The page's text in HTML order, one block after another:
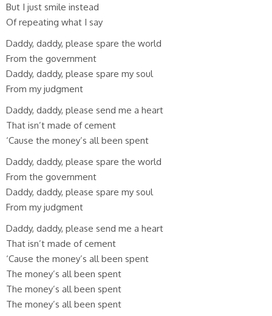
But I just smile instead
Of repeating what I say
Daddy, daddy, please spare the world
From the government
Daddy, daddy, please spare my soul
From my judgment
Daddy, daddy, please send me a heart
That isn’t made of cement
‘Cause the money’s all been spent
Daddy, daddy, please spare the world
From the government
Daddy, daddy, please spare my soul
From my judgment
Daddy, daddy, please send me a heart
That isn’t made of cement
‘Cause the money’s all been spent
The money’s all been spent
The money’s all been spent
The money’s all been spent